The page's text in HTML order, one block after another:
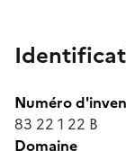
Numéro
83 22 1 22 B
Domaine